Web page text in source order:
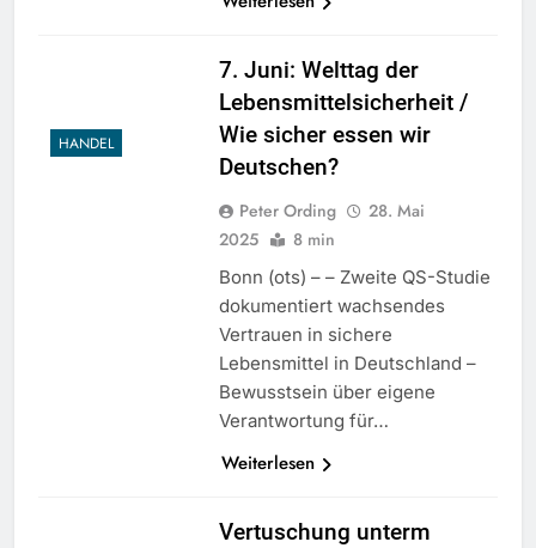
HANDEL
7. Juni: Welttag der
Lebensmittelsicherheit /
Wie sicher essen wir
Deutschen?
Peter Ording
28. Mai
2025
8 min
Bonn (ots) – – Zweite QS-Studie
dokumentiert wachsendes
Vertrauen in sichere
Lebensmittel in Deutschland –
Bewusstsein über eigene
Verantwortung für…
Weiterlesen
Vertuschung unterm